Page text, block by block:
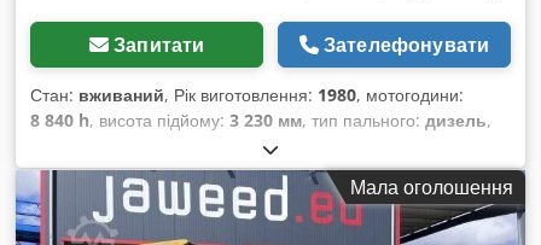
Запитати Зателефонувати
Стан: вживаний, Рік виготовлення: 1980, мотогодини:
8 840 h, висота підйому: 3 230 мм, тип пального: дизель,
, довжина вил:
2 280 мм, загальна висота:3 560 мм, загальна довжина:
5 070 мм
, загальна ширина: 2 560 мм, колір:синій, Власна
вага: 17 000 кг Вантажопідйомність: 15 000 кг - Рік випуску:
Мала оголошення